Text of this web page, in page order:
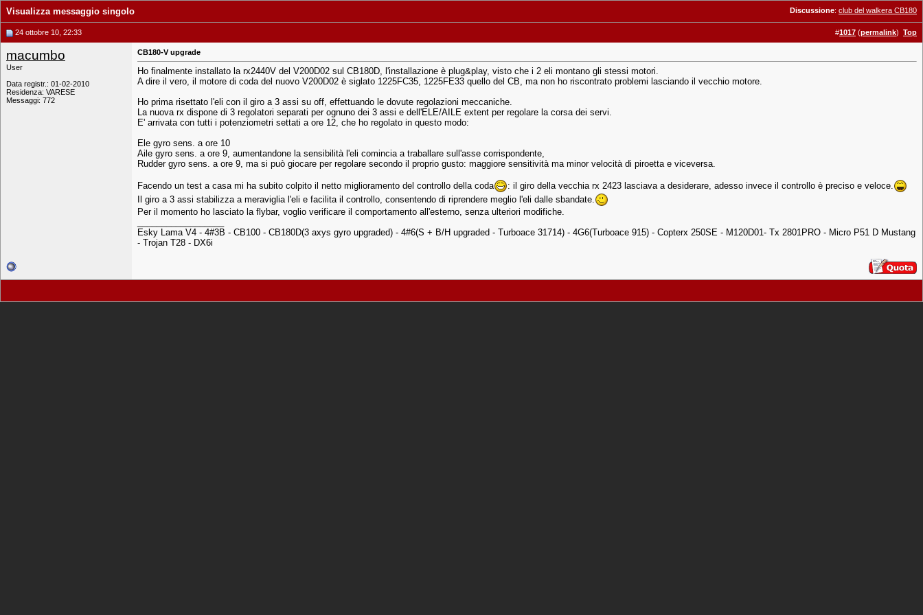
Discussione: club del walkera CB180
Visualizza messaggio singolo
24 ottobre 10, 22:33 #1017 (permalink) Top
macumbo
User
Data registr.: 01-02-2010
Residenza: VARESE
Messaggi: 772
CB180-V upgrade
Ho finalmente installato la rx2440V del V200D02 sul CB180D, l'installazione è plug&play, visto che i 2 eli montano gli stessi motori.
A dire il vero, il motore di coda del nuovo V200D02 è siglato 1225FC35, 1225FE33 quello del CB, ma non ho riscontrato problemi lasciando il vecchio motore.
Ho prima risettato l'eli con il giro a 3 assi su off, effettuando le dovute regolazioni meccaniche.
La nuova rx dispone di 3 regolatori separati per ognuno dei 3 assi e dell'ELE/AILE extent per regolare la corsa dei servi.
E' arrivata con tutti i potenziometri settati a ore 12, che ho regolato in questo modo:
Ele gyro sens. a ore 10
Aile gyro sens. a ore 9, aumentandone la sensibilità l'eli comincia a traballare sull'asse corrispondente,
Rudder gyro sens. a ore 9, ma si può giocare per regolare secondo il proprio gusto: maggiore sensitività ma minor velocità di piroetta e viceversa.
Facendo un test a casa mi ha subito colpito il netto miglioramento del controllo della coda
: il giro della vecchia rx 2423 lasciava a desiderare, adesso invece il controllo è preciso e veloce.
Il giro a 3 assi stabilizza a meraviglia l'eli e facilita il controllo, consentendo di riprendere meglio l'eli dalle sbandate.
Per il momento ho lasciato la flybar, voglio verificare il comportamento all'esterno, senza ulteriori modifiche.
Esky Lama V4 - 4#3B - CB100 - CB180D(3 axys gyro upgraded) - 4#6(S + B/H upgraded - Turboace 31714) - 4G6(Turboace 915) - Copterx 250SE - M120D01- Tx 2801PRO - Micro P51 D Mustang
- Trojan T28 - DX6i